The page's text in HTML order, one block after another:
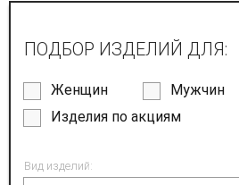
ПОДБОР ИЗДЕЛИЙ ДЛЯ:
Женщин Мужчин
Изделия по акциям
Вид изделий: